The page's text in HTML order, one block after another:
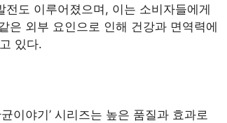
도 이루어졌으며, 이는 소비자들에게
은 외부 요인으로 인해 건강과 면역력에
있다.
이야기’ 시리즈는 높은 품질과 효과로